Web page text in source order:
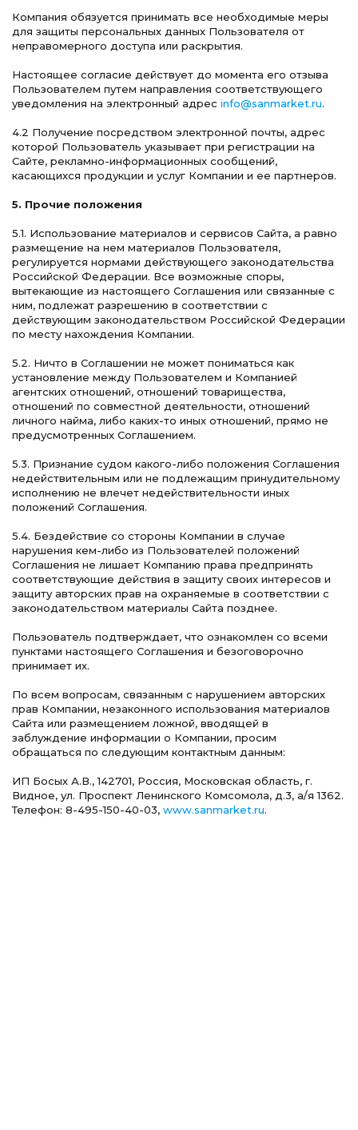
Компания обязуется принимать все необходимые меры
для защиты персональных данных Пользователя от
неправомерного доступа или раскрытия.
Настоящее согласие действует до момента его отзыва
Пользователем путем направления соответствующего
уведомления на электронный адрес info@sanmarket.ru.
4.2 Получение посредством электронной почты, адрес
которой Пользователь указывает при регистрации на
Сайте, рекламно-информационных сообщений,
касающихся продукции и услуг Компании и ее партнеров.
5. Прочие положения
5.1. Использование материалов и сервисов Сайта, а равно
размещение на нем материалов Пользователя,
регулируется нормами действующего законодательства
Российской Федерации. Все возможные споры,
вытекающие из настоящего Соглашения или связанные с
ним, подлежат разрешению в соответствии с
действующим законодательством Российской Федерации
по месту нахождения Компании.
5.2. Ничто в Соглашении не может пониматься как
установление между Пользователем и Компанией
агентских отношений, отношений товарищества,
отношений по совместной деятельности, отношений
личного найма, либо каких-то иных отношений, прямо не
предусмотренных Соглашением.
5.3. Признание судом какого-либо положения Соглашения
недействительным или не подлежащим принудительному
исполнению не влечет недействительности иных
положений Соглашения.
5.4. Бездействие со стороны Компании в случае
нарушения кем-либо из Пользователей положений
Соглашения не лишает Компанию права предпринять
соответствующие действия в защиту своих интересов и
защиту авторских прав на охраняемые в соответствии с
законодательством материалы Сайта позднее.
Пользователь подтверждает, что ознакомлен со всеми
пунктами настоящего Соглашения и безоговорочно
принимает их.
По всем вопросам, связанным с нарушением авторских
прав Компании, незаконного использования материалов
Сайта или размещением ложной, вводящей в
заблуждение информации о Компании, просим
обращаться по следующим контактным данным:
ИП Босых А.В., 142701, Россия, Московская область, г.
Видное, ул. Проспект Ленинского Комсомола, д.3, а/я 1362.
Телефон: 8-495-150-40-03, www.sanmarket.ru.